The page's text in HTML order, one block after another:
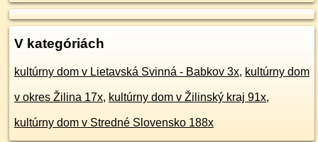
V kategóriách
kultúrny dom v Lietavská Svinná - Babkov 3x, kultúrny dom
v okres Žilina 17x, kultúrny dom v Žilinský kraj 91x,
kultúrny dom v Stredné Slovensko 188x